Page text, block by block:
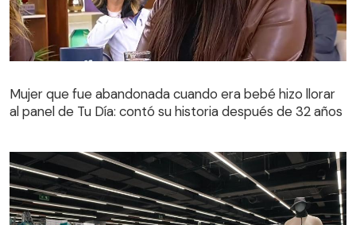
al panel de Tu Día: contó su historia después de 32 años
Mujer que fue abandonada cuando era bebé hizo llorar
al panel de Tu Día: contó su historia después de 32 años